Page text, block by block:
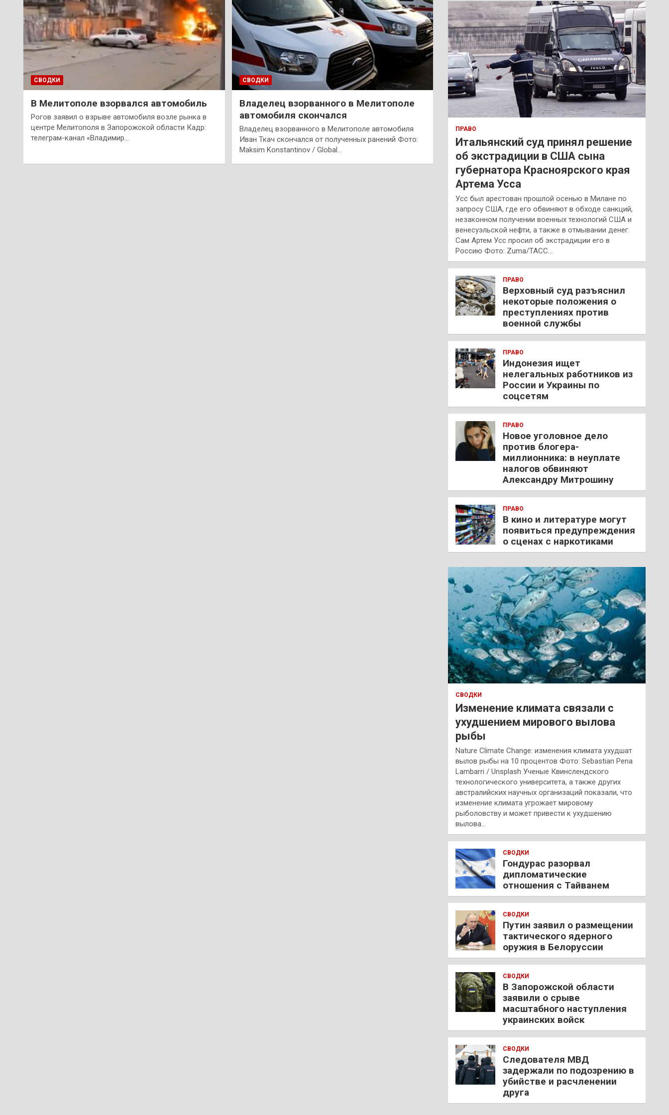
СВОДКИ
В Мелитополе взорвался автомобиль
Рогов заявил о взрыве автомобиля возле рынка в
центре Мелитополя в Запорожской области Кадр:
телеграм-канал «Владимир…
СВОДКИ
Владелец взорванного в Мелитополе
автомобиля скончался
Владелец взорванного в Мелитополе автомобиля
Иван Ткач скончался от полученных ранений Фото:
Maksim Konstantinov / Global…
к
ПРАВО
Итальянский суд принял решение
об экстрадиции в США сына
губернатора Красноярского края
Артема Усса
Усс был арестован прошлой осенью в Милане по
запросу США, где его обвиняют в обходе санкций,
незаконном получении военных технологий США и
венесуэльской нефти, а также в отмывании денег.
Сам Артем Усс просил об экстрадиции его в
Россию Фото: Zuma/ТАСС…
ПРАВО
Верховный суд разъяснил
некоторые положения о
преступлениях против
военной службы
ПРАВО
Индонезия ищет
нелегальных работников из
России и Украины по
соцсетям
ПРАВО
Новое уголовное дело
против блогера-
миллионника: в неуплате
налогов обвиняют
Александру Митрошину
ПРАВО
В кино и литературе могут
появиться предупреждения
о сценах с наркотиками
СВОДКИ
Изменение климата связали с
ухудшением мирового вылова
рыбы
Nature Climate Change: изменения климата ухудшат
вылов рыбы на 10 процентов Фото: Sebastian Pena
Lambarri / Unsplash Ученые Квинслендского
технологического университета, а также других
австралийских научных организаций показали, что
изменение климата угрожает мировому
рыболовству и может привести к ухудшению
вылова…
СВОДКИ
Гондурас разорвал
дипломатические
отношения с Тайванем
СВОДКИ
Путин заявил о размещении
тактического ядерного
оружия в Белоруссии
СВОДКИ
В Запорожской области
заявили о срыве
масштабного наступления
украинских войск
СВОДКИ
Следователя МВД
задержали по подозрению в
убийстве и расчленении
друга